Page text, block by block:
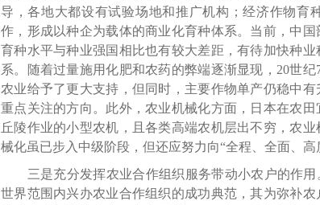
导，各地大都设有试验场地和推广机构；经济作物育
作，形成以种企为载体的商业化育种体系。当前，中
育种水平与种业强国相比也有较大差距，有待加快种
系。随着过量施用化肥和农药的弊端逐渐显现，20世
农业给予了更大支持，但同时，主要作物单产仍稳中
重点关注的方向。此外，农业机械化方面，日本在农
丘陵作业的小型农机，且各类高端农机层出不穷，农
械化虽已步入中级阶段，但还应努力向“全程、全面、高
三是充分发挥农业合作组织服务带动小农户的作用
世界范围内兴办农业合作组织的成功典范，其为弥补